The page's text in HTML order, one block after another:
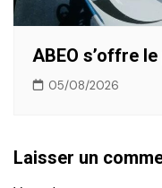
ABEO s’offre
05/08/2026
Laisser un